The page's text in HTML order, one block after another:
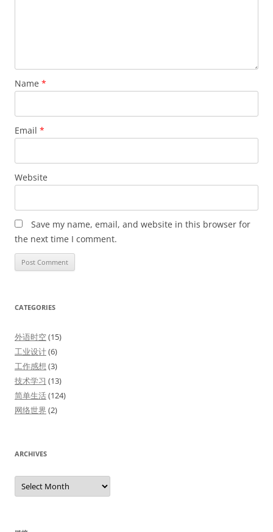
Name *
Email *
Website
Save my name, email, and website in this browser for
the next time I comment.
CATEGORIES
外语时空(15)
工业设计(6)
工作感想 (3)
技术学习 (13)
简单生活(124)
网络世界 (2)
ARCHIVES
Archives